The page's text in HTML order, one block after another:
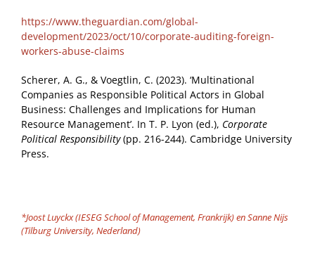
https://www.theguardian.com/global-
development/2023/oct/10/corporate-auditing-foreign-
workers-abuse-claims
Scherer, A. G., & Voegtlin, C. (2023). ‘Multinational
Companies as Responsible Political Actors in Global
Business: Challenges and Implications for Human
Resource Management’. In T. P. Lyon (ed.), Corporate
Political Responsibility(pp. 216-244). Cambridge University
Press.
*Joost Luyckx (IESEG School of Management, Frankrijk) en Sanne Nijs
(Tilburg University, Nederland)